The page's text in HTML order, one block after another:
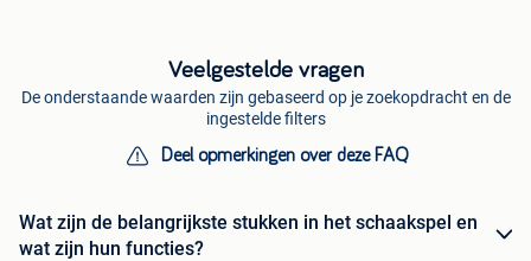
Veelgestelde vragen
De onderstaande waarden zijn gebaseerd op je zoekopdracht en de
ingestelde filters
Deel opmerkingen over deze FAQ
Wat zijn de belangrijkste stukken in het schaakspel en
wat zijn hun functies?